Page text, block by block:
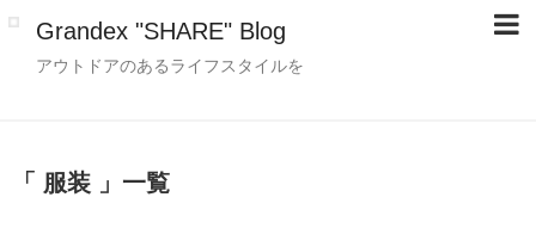
Grandex "SHARE" Blog
アウトドアのあるライフスタイルを
「 服装 」一覧